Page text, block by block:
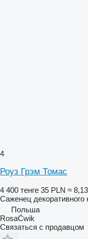
4
Роуз Грэм Томас
4 400 тенге 35 PLN ≈
Саженец декоративного
Польша
RosaĆwik
Связаться с продавцом